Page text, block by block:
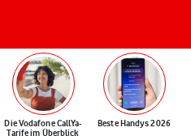
Die Vodafone CallYa-
Tarife im Überblick
Beste Handys 2026